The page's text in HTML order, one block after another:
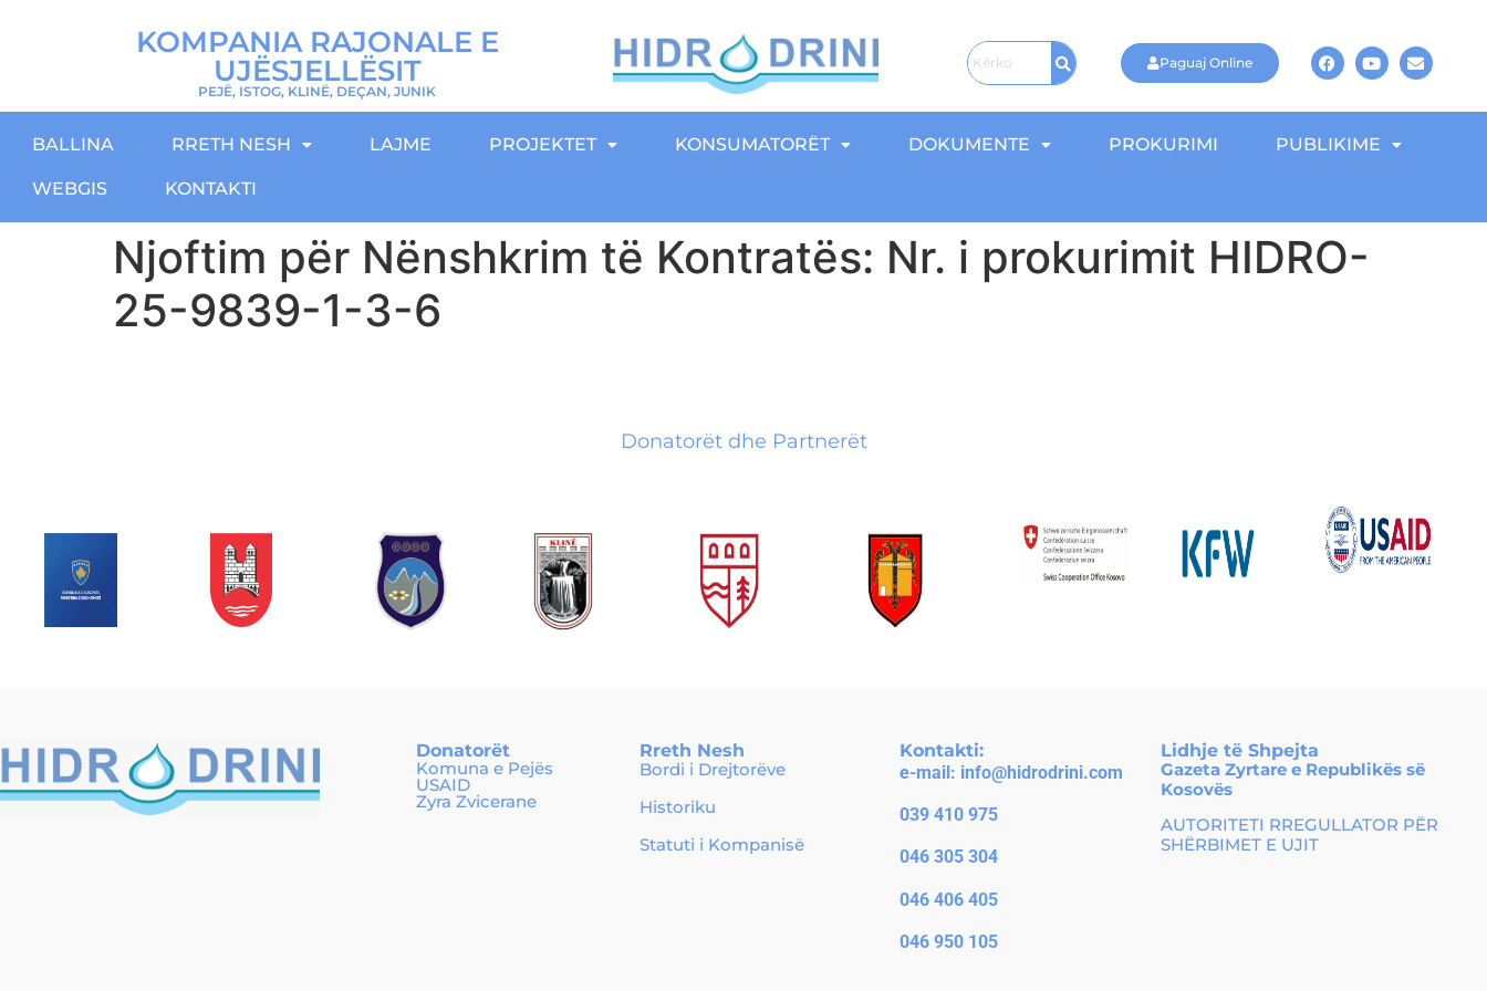
KOMPANIA RAJONALE E
UJËSJELLËSIT
PEJË, ISTOG, KLINË, DEÇAN, JUNIK
Paguaj Online
BALLINA RRETH NESH LAJME PROJEKTET KONSUMATORËT DOKUMENTE PROKURIMI PUBLIKIME
WEBGIS KONTAKTI
Njoftim për Nënshkrim të Kontratës: Nr. i prokurimit HIDRO-
25-9839-1-3-6
Donatorët dhe Partnerët
Donatorët
Komuna e Pejës
USAID
Zyra Zvicerane
Rreth Nesh
Bordi i Drejtorëve
Historiku
Statuti i Kompanisë
Kontakti:
e-mail: info@hidrodrini.com
039 410 975
046 305 304
046 406 405
046 950 105
Lidhje të Shpejta
Gazeta Zyrtare e Republikës së
Kosovës
AUTORITETI RREGULLATOR PËR
SHËRBIMET E UJIT